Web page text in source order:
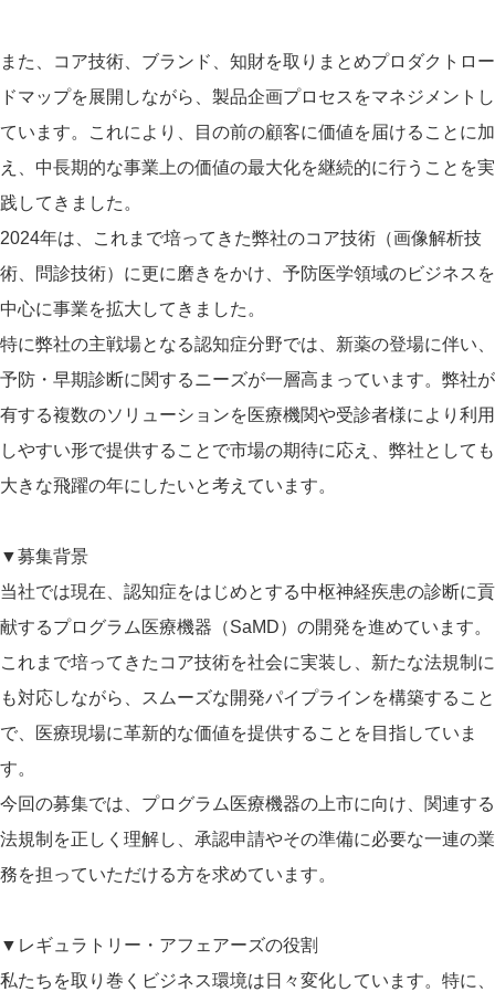
また、コア技術、ブランド、知財を取りまとめプロダクトロー
ドマップを展開しながら、製品企画プロセスをマネジメントし
ています。これにより、目の前の顧客に価値を届けることに加
え、中長期的な事業上の価値の最大化を継続的に行うことを実
践してきました。
2024年は、これまで培ってきた弊社のコア技術（画像解析技
術、問診技術）に更に磨きをかけ、予防医学領域のビジネスを
中心に事業を拡大してきました。
特に弊社の主戦場となる認知症分野では、新薬の登場に伴い、
予防・早期診断に関するニーズが一層高まっています。弊社が
有する複数のソリューションを医療機関や受診者様により利用
しやすい形で提供することで市場の期待に応え、弊社としても
大きな飛躍の年にしたいと考えています。
▼募集背景
当社では現在、認知症をはじめとする中枢神経疾患の診断に貢
献するプログラム医療機器（SaMD）の開発を進めています。
これまで培ってきたコア技術を社会に実装し、新たな法規制に
も対応しながら、スムーズな開発パイプラインを構築すること
で、医療現場に革新的な価値を提供することを目指していま
す。
今回の募集では、プログラム医療機器の上市に向け、関連する
法規制を正しく理解し、承認申請やその準備に必要な一連の業
務を担っていただける方を求めています。
▼レギュラトリー・アフェアーズの役割
私たちを取り巻くビジネス環境は日々変化しています。特に、